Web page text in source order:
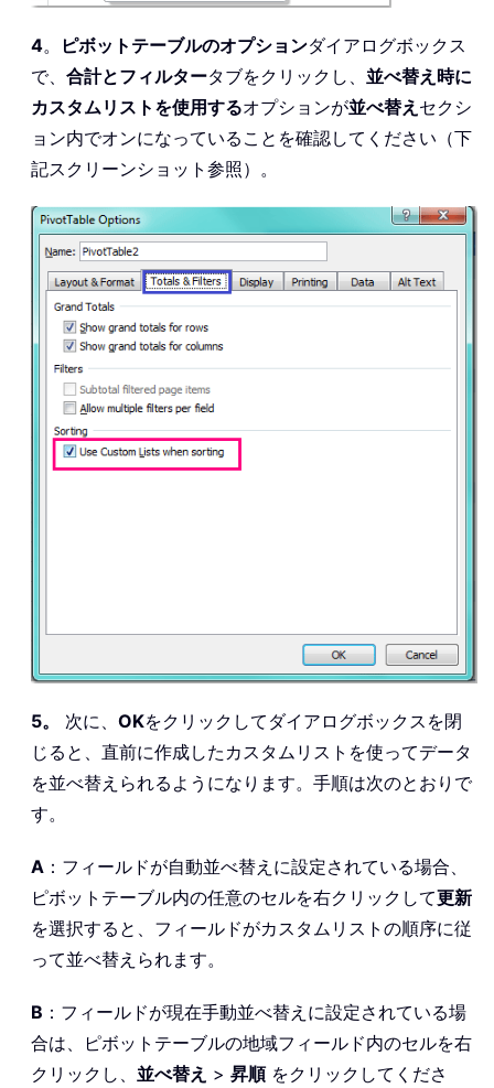
4。 ピボットテーブルのオプションダイアログボックス
で、 合計とフィルタータブをクリックし、 並べ替え時に
カスタムリストを使用するオプションが並べ替え セクシ
ョン内でオンになっていることを確認してください（下
記スクリーンショット参照）。
5。 次に、 OKをクリックしてダイアログボックスを閉
じると、直前に作成したカスタムリストを使ってデータ
を並べ替えられるようになります。手順は次のとおりで
す。
A ：フィールドが自動並べ替えに設定されている場合、
ピボットテーブル内の任意のセルを右クリックして更新
を選択すると、フィールドがカスタムリストの順序に従
って並べ替えられます。
B ：フィールドが現在手動並べ替えに設定されている場
合は、ピボットテーブルの地域フィールド内のセルを右
クリックし、 並べ替え > 昇順をクリックしてくださ